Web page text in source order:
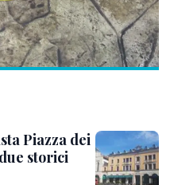
Piazza dei
storici